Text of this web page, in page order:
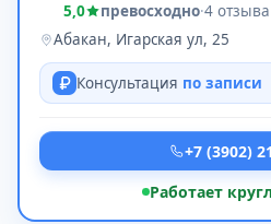
5,0 превосходно·4 отзыва
Абакан, Игарская ул, 25
Консультация по записи
+7 (3902)
Работает